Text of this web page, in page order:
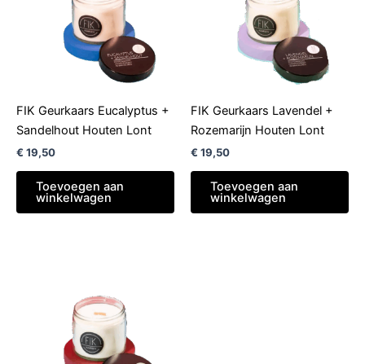
FIK Geurkaars Eucalyptus +
Sandelhout Houten Lont
€ 19,50
Toevoegen aan
winkelwagen
FIK Geurkaars Lavendel +
Rozemarijn Houten Lont
€ 19,50
Toevoegen aan
winkelwagen